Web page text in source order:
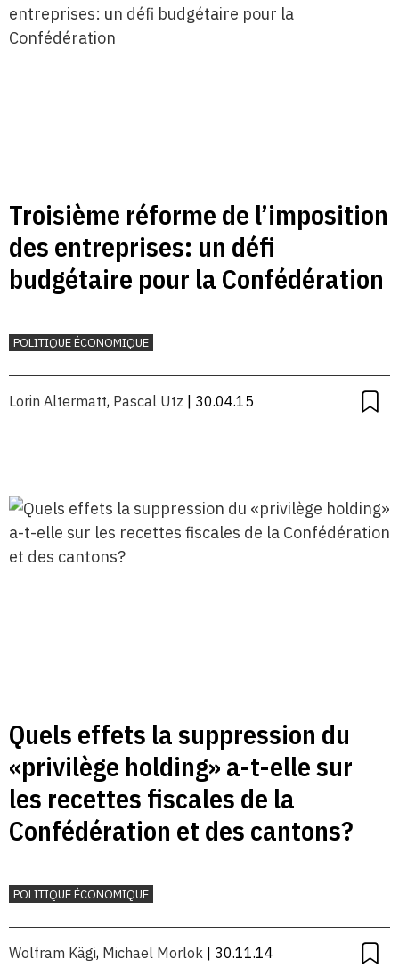
Troisième réforme de l’imposition
des entreprises: un défi
budgétaire pour la Confédération
POLITIQUE ÉCONOMIQUE
Lorin Altermatt, Pascal Utz | 30.04.15
Quels effets la suppression du
«privilège holding» a-t-elle sur
les recettes fiscales de la
Confédération et des cantons?
POLITIQUE ÉCONOMIQUE
Wolfram Kägi, Michael Morlok | 30.11.14